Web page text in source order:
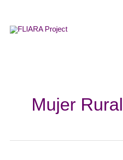
content
Mujer Rural